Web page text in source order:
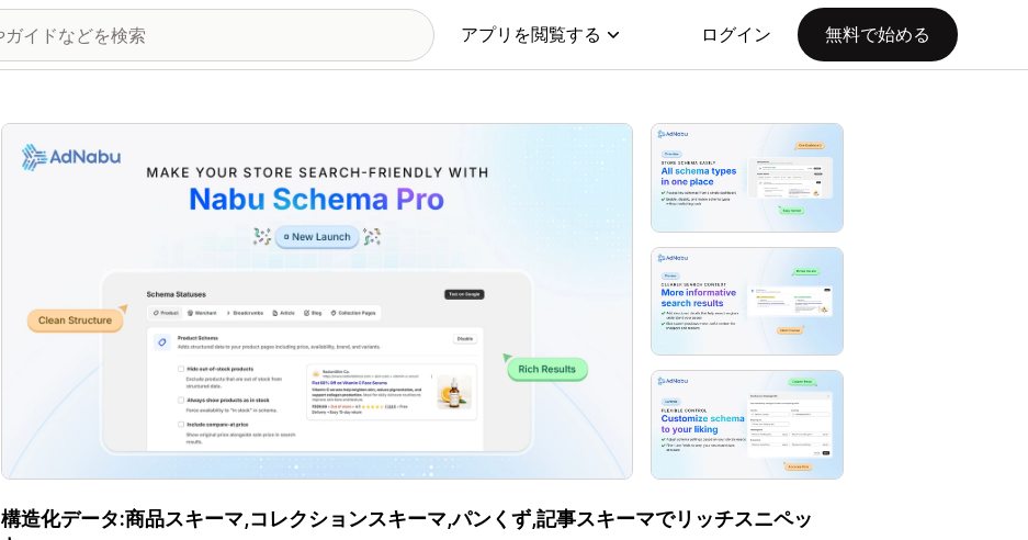
アプリを閲覧する ログイン 無料で始める
特集の画像ギャラリー
構造化データ:商品スキーマ,コレクションスキーマ,パンくず,記事スキーマでリッチスニペッ